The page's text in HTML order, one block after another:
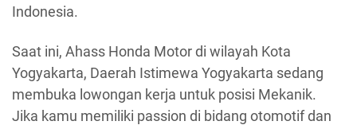
Indonesia.
Saat ini, Ahass Honda Motor di wilayah Kota
Yogyakarta, Daerah Istimewa Yogyakarta sedang
membuka lowongan kerja untuk posisi Mekanik.
Jika kamu memiliki passion di bidang otomotif dan